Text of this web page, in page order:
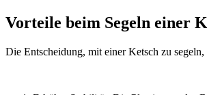
Vorteile beim Segeln einer
Die Entscheidung, mit einer Ketsch zu